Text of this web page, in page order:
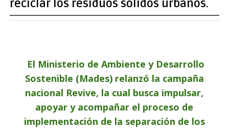
reciclar los residuos sólidos urbanos.
El Ministerio de Ambiente y Desarrollo
Sostenible (Mades) relanzó la campaña
nacional Revive, la cual busca impulsar,
apoyar y acompañar el proceso de
implementación de la separación de los